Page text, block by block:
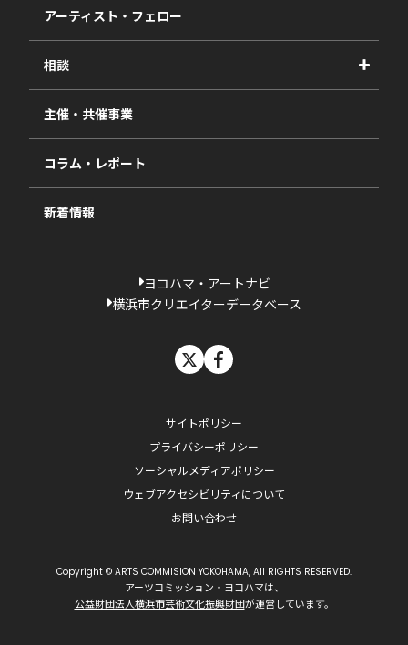
2027年度
2026年度
2025年度
2024年度
2023年度
過去の採択一覧
アーティスト・フェロー
相談
視察・ヒアリング・研究
相談依頼フォーム
主催・共催事業
コラム・レポート
新着情報
ヨコハマ・アートナビ
横浜市クリエイターデータベース
サイトポリシー
プライバシーポリシー
ソーシャルメディアポリシー
ウェブアクセシビリティについて
お問い合わせ
Copyright © ARTS COMMISION YOKOHAMA, All RIGHTS RESERVED.
アーツコミッション・ヨコハマは、
公益財団法人横浜市芸術文化振興財団が運営しています。